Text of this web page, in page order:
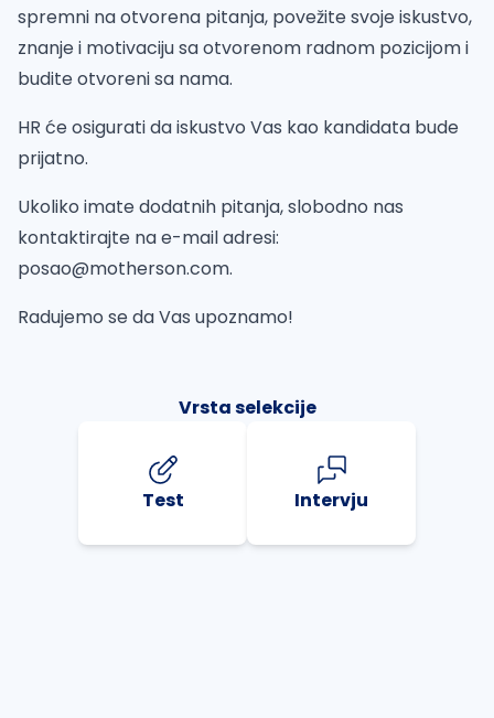
spremni na otvorena pitanja, povežite svoje iskustvo,
znanje i motivaciju sa otvorenom radnom pozicijom i
budite otvoreni sa nama.
HR će osigurati da iskustvo Vas kao kandidata bude
prijatno.
Ukoliko imate dodatnih pitanja, slobodno nas
kontaktirajte na e-mail adresi:
posao@motherson.com.
Radujemo se da Vas upoznamo!
Vrsta selekcije
Test Intervju